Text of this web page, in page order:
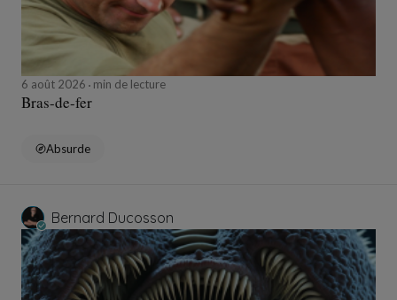
6 août 2026 min de lecture
Bras-de-fer
Absurde
Bernard Ducosson